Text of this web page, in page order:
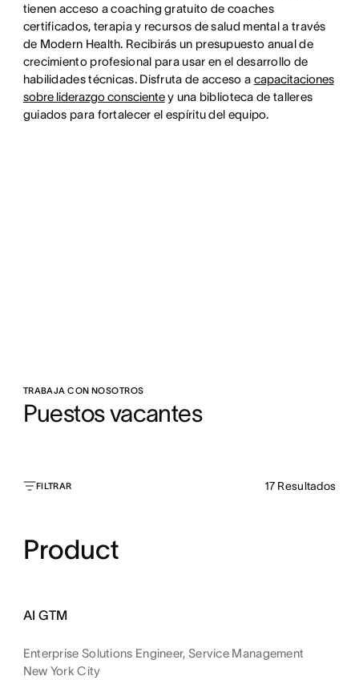
tienen acceso a coaching gratuito de coaches
certificados, terapia y recursos de salud mental a través
de Modern Health. Recibirás un presupuesto anual de
crecimiento profesional para usar en el desarrollo de
habilidades técnicas. Disfruta de acceso a capacitaciones
sobre liderazgo conscientey una biblioteca de talleres
guiados para fortalecer el espíritu del equipo.
TRABAJA CON NOSOTROS
Puestos vacantes
FILTRAR 17 Resultados
Product
AI GTM
Enterprise Solutions Engineer, Service Management
New York City